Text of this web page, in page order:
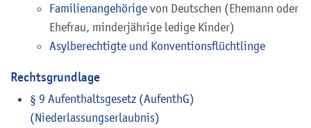
Familienangehörige von Deutschen (Ehemann oder
Ehefrau, minderjährige ledige Kinder)
Asylberechtigte und Konventionsflüchtlinge
Rechtsgrundlage
§ 9 Aufenthaltsgesetz (AufenthG)
(Niederlassungserlaubnis)